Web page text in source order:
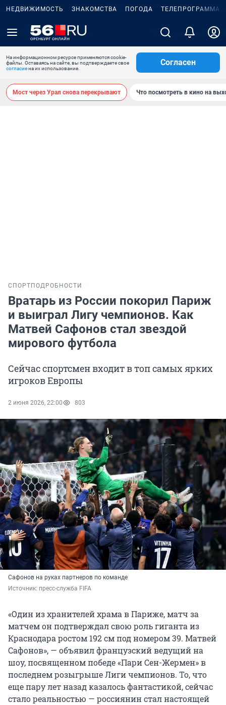
НЕДВИЖИМОСТЬ ЗНАКОМСТВА ПОГОДА ТЕЛЕПРОГРАММА
На информационном ресурсе применяются cookie-
файлы. Оставаясь на сайте, вы подтверждаете свое
согласиена их использование.
Согласен
Мост через Урал снова перекрывают Что посмотреть в кино на
СПОРТ ПОДРОБНОСТИ
Вратарь из России покорил Париж
и выиграл Лигу чемпионов. Как
Матвей Сафонов стал звездой
мирового футбола
Сейчас спортсмен входит в топ самых ярких
игроков Европы
2 июня 2026, 22:00 803
Сафонов на руках партнеров по команде
Источник: пресс-служба FIFA
«Один из хранителей храма в Париже, матч за
матчем он подтверждал свою роль гиганта из
Краснодара ростом 192 см под номером 39. Матвей
Сафонов», — объявил французский ведущий на
шоу, посвященном победе «Пари Сен-Жермен» в
последнем розыгрыше Лиги чемпионов. То, что
еще пару лет назад казалось фантастикой, сейчас
стало реальностью — россиянин стал настоящей